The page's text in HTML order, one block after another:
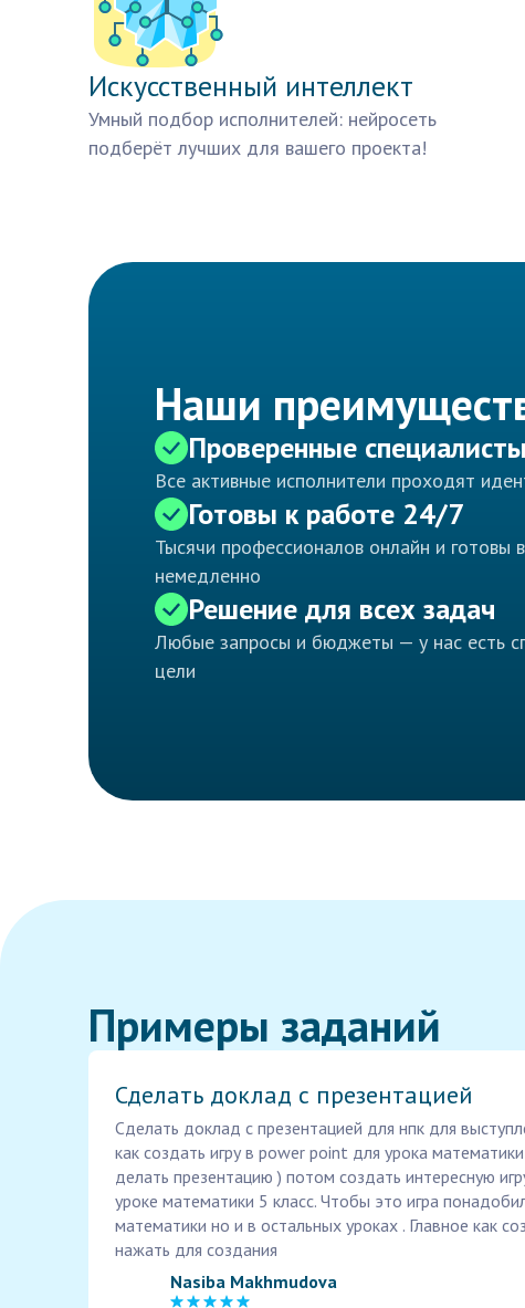
Искусственный интеллект
Умный подбор исполнителей: нейросеть
подберёт лучших для вашего проекта!
Наши
Проверенные специалисты
Все активные исполнители проходят
Готовы к работе 24/7
Тысячи профессионалов онлайн и готовы
немедленно
Решение для всех задач
Любые запросы и бюджеты — у нас есть
цели
Примеры заданий
Сделать доклад с презентацией
Сделать доклад с презентацией для нпк для
как создать игру в power point для урока
делать презентацию ) потом создать интересную
уроке математики 5 класс. Чтобы это игра
математики но и в остальных уроках . Главное как
нажать для создания
Nasiba Makhmudova